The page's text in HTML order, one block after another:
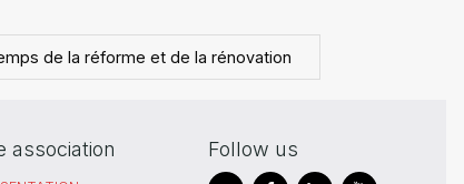
de la réforme et de la rénovation
association Follow us